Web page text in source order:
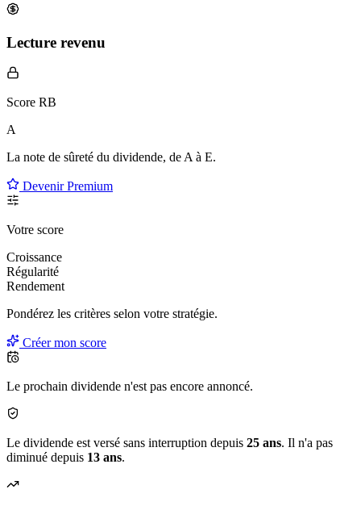
Lecture revenu
Score RB
A
La note de sûreté du dividende, de A à E.
Devenir Premium
Votre score
Croissance
Régularité
Rendement
Pondérez les critères selon votre stratégie.
Créer mon score
Le prochain dividende n'est pas encore annoncé.
Le dividende est versé sans interruption depuis 25 ans. Il n'a pas
diminué depuis 13 ans.